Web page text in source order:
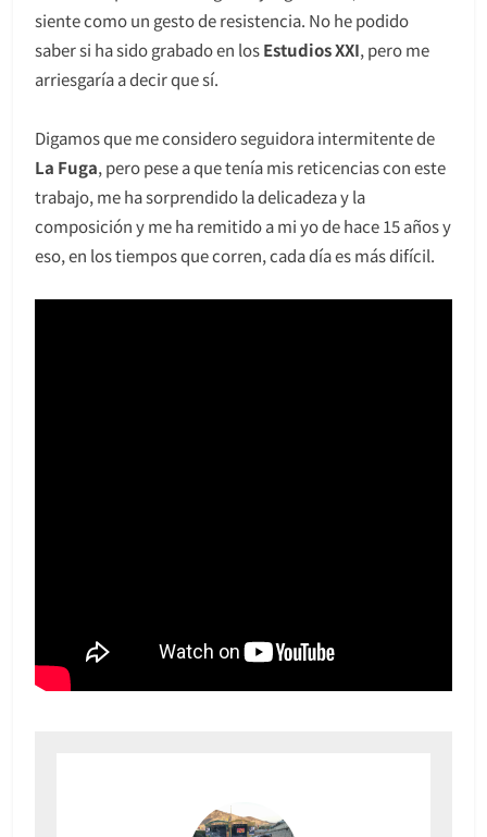
siente como un gesto de resistencia. No he podido
saber si ha sido grabado en losEstudios XXI, pero me
arriesgaría a decir que sí.
Digamos que me considero seguidora intermitente de
La Fuga, pero pese a que tenía mis reticencias con este
trabajo, me ha sorprendido la delicadeza y la
composición y me ha remitido a mi yo de hace 15 años y
eso, en los tiempos que corren, cada día es más difícil.